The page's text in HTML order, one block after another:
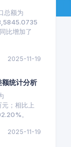
总额为
比增加了
2025-11-19
统计分析
；相比上
。
2025-11-19